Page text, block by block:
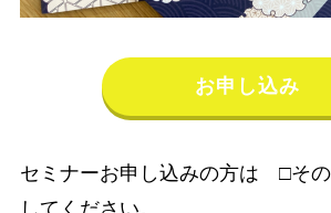
お申し込み
セミナーお申し込みの方は □そ
してください。